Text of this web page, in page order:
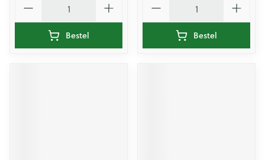
Bestel Bestel